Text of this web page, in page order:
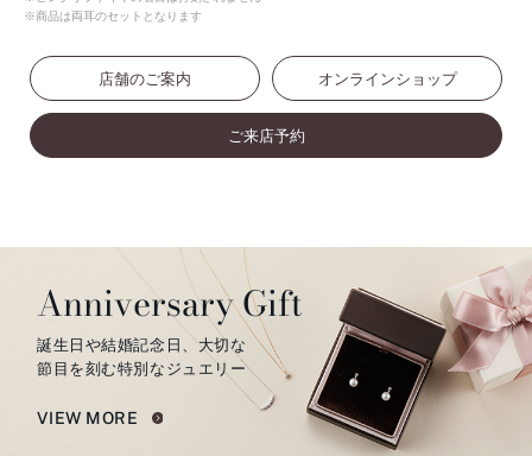
※商品は両耳のセットとなります
店舗のご案内 オンラインショップ
ご来店予約
Anniversary Gift
誕生日や結婚記念日、大切な
節目を刻む特別なジュエリー
VIEW MORE